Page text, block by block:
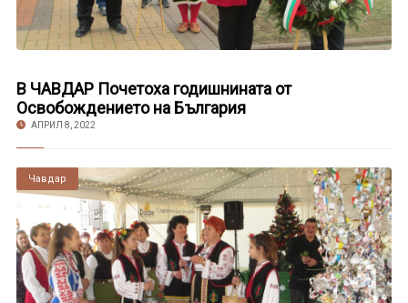
В ЧАВДАР Почетоха годишнината от
Освобождението на България
АПРИЛ 8, 2022
Чавдар